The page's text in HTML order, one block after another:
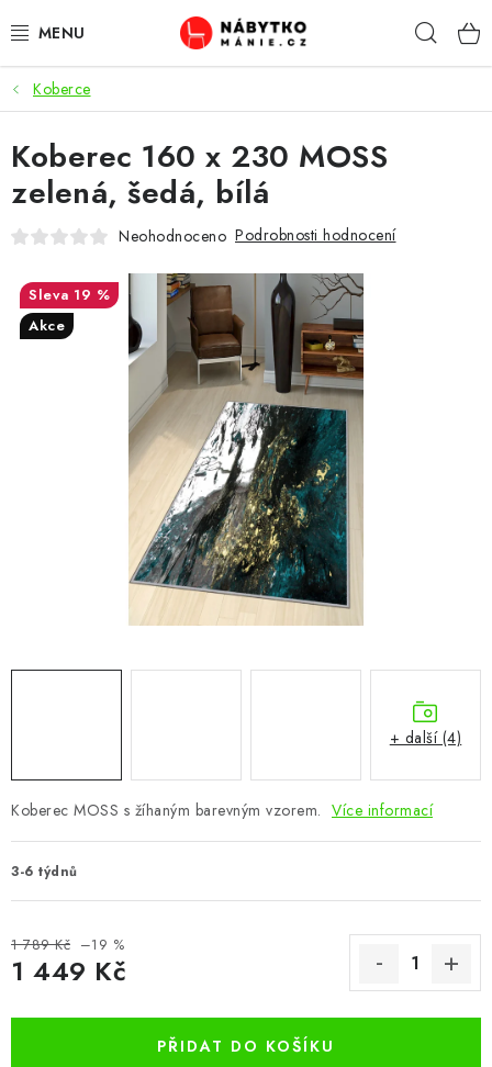
na
OBÝVACÍ POKOJ
KUCHYŇ A JÍDELNA
LOŽNICE
KANCELÁŘ / PRACOVNA
CHOVATELSKÉ POTŘEBY
DOPLŇKY A DEKORACE
OSTATNÍ
VÝPRODEJ
Vše o nákupu Info
Reklamace a odstoupení od smlouvy
Kontakty
Koberce
Koberec MOSS s žíhaným barevným vzorem. Více informací
3-6 týdnů
1 789 Kč –19 %
1 449 Kč
PŘIDAT DO KOŠÍKU
Koberec 160 x 230 MOSS
zelená, šedá, bílá
Neohodnoceno Podrobnosti hodnocení
19 %
Akce
+ další (4)